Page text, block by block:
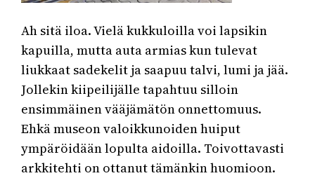
Ah sitä iloa. Vielä kukkuloilla voi lapsikin
kapuilla, mutta auta armias kun tulevat
liukkaat sadekelit ja saapuu talvi, lumi ja jää.
Jollekin kiipeilijälle tapahtuu silloin
ensimmäinen vääjämätön onnettomuus.
Ehkä museon valoikkunoiden huiput
ympäröidään lopulta aidoilla. Toivottavasti
arkkitehti on ottanut tämänkin huomioon.